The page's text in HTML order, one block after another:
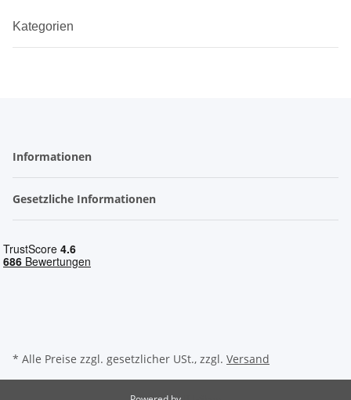
Kategorien
Informationen
Gesetzliche Informationen
* Alle Preise zzgl. gesetzlicher USt., zzgl. Versand